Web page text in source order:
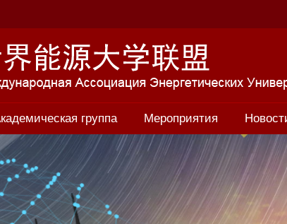
группа Мероприятия